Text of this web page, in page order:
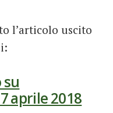
l’articolo uscito
su
aprile 2018